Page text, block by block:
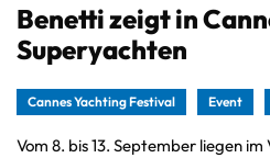
Benetti zeigt in
Superyachten
Cannes Yachting Festival Event
Vom 8. bis 13. September liegen